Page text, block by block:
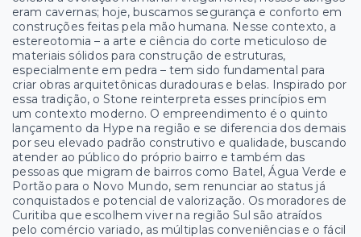
eram cavernas; hoje, buscamos segurança e conforto em
construções feitas pela mão humana. Nesse contexto, a
estereotomia – a arte e ciência do corte meticuloso de
materiais sólidos para construção de estruturas,
especialmente em pedra – tem sido fundamental para
criar obras arquitetônicas duradouras e belas. Inspirado por
essa tradição, o Stone reinterpreta esses princípios em
um contexto moderno. O empreendimento é o quinto
lançamento da Hype na região e se diferencia dos demais
por seu elevado padrão construtivo e qualidade, buscando
atender ao público do próprio bairro e também das
pessoas que migram de bairros como Batel, Água Verde e
Portão para o Novo Mundo, sem renunciar ao status já
conquistados e potencial de valorização. Os moradores de
Curitiba que escolhem viver na região Sul são atraídos
pelo comércio variado, as múltiplas conveniências e o fácil